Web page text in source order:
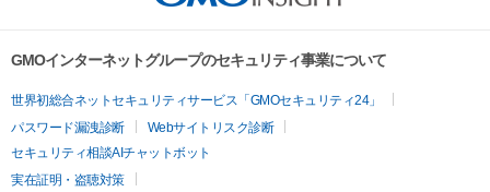
GMOインターネットグループのセキュリティ事業について
世界初総合ネットセキュリティサービス「GMOセキュリティ24」
パスワード漏洩診断
Webサイトリスク診断
セキュリティ相談AIチャットボット
実在証明・盗聴対策